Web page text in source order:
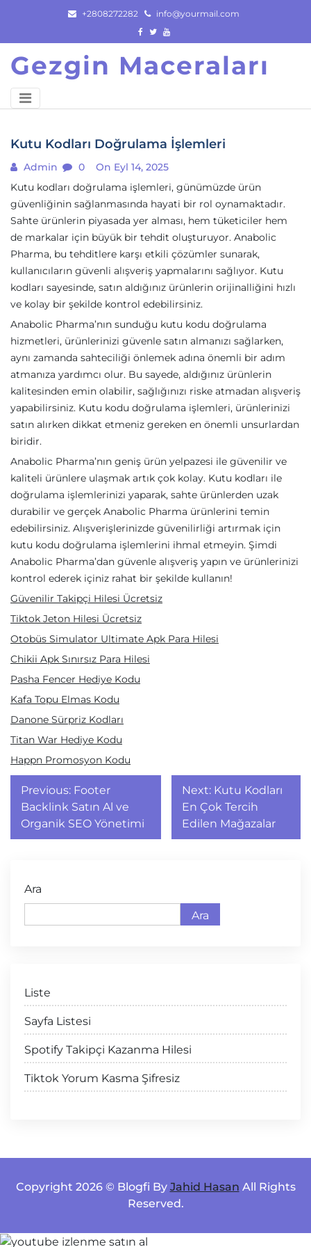
content
+2808272282 info@yourmail.com
Gezgin Maceraları
Kutu Kodları Doğrulama İşlemleri
Admin 0
On Eyl 14, 2025
Kutu kodları doğrulama işlemleri, günümüzde ürün
güvenliğinin sağlanmasında hayati bir rol oynamaktadır.
Sahte ürünlerin piyasada yer alması, hem tüketiciler hem
de markalar için büyük bir tehdit oluşturuyor. Anabolic
Pharma, bu tehditlere karşı etkili çözümler sunarak,
kullanıcıların güvenli alışveriş yapmalarını sağlıyor. Kutu
kodları sayesinde, satın aldığınız ürünlerin orijinalliğini hızlı
ve kolay bir şekilde kontrol edebilirsiniz.
Anabolic Pharma’nın sunduğu kutu kodu doğrulama
hizmetleri, ürünlerinizi güvenle satın almanızı sağlarken,
aynı zamanda sahteciliği önlemek adına önemli bir adım
atmanıza yardımcı olur. Bu sayede, aldığınız ürünlerin
kalitesinden emin olabilir, sağlığınızı riske atmadan alışveriş
yapabilirsiniz. Kutu kodu doğrulama işlemleri, ürünlerinizi
satın alırken dikkat etmeniz gereken en önemli unsurlardan
biridir.
Anabolic Pharma’nın geniş ürün yelpazesi ile güvenilir ve
kaliteli ürünlere ulaşmak artık çok kolay. Kutu kodları ile
doğrulama işlemlerinizi yaparak, sahte ürünlerden uzak
durabilir ve gerçek Anabolic Pharma ürünlerini temin
edebilirsiniz. Alışverişlerinizde güvenilirliği artırmak için
kutu kodu doğrulama işlemlerini ihmal etmeyin. Şimdi
Anabolic Pharma’dan güvenle alışveriş yapın ve ürünlerinizi
kontrol ederek içiniz rahat bir şekilde kullanın!
Güvenilir Takipçi Hilesi Ücretsiz
Tiktok Jeton Hilesi Ücretsiz
Otobüs Simulator Ultimate Apk Para Hilesi
Chikii Apk Sınırsız Para Hilesi
Pasha Fencer Hediye Kodu
Kafa Topu Elmas Kodu
Danone Sürpriz Kodları
Titan War Hediye Kodu
Happn Promosyon Kodu
Yazı
gezinmesi
Previous: Footer
Backlink Satın Al ve
Organik SEO Yönetimi
Next: Kutu Kodları
En Çok Tercih
Edilen Mağazalar
Ara
Ara
Liste
Sayfa Listesi
Spotify Takipçi Kazanma Hilesi
Tiktok Yorum Kasma Şifresiz
Copyright 2026 © Blogfi By Jahid Hasan All Rights
Reserved.